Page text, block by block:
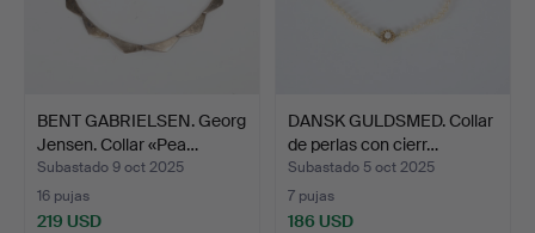
BENT GABRIELSEN. Georg
Jensen. Collar «Pea…
Subastado 9 oct 2025
16 pujas
219 USD
DANSK GULDSMED. Collar
de perlas con cierr…
Subastado 5 oct 2025
7 pujas
186 USD